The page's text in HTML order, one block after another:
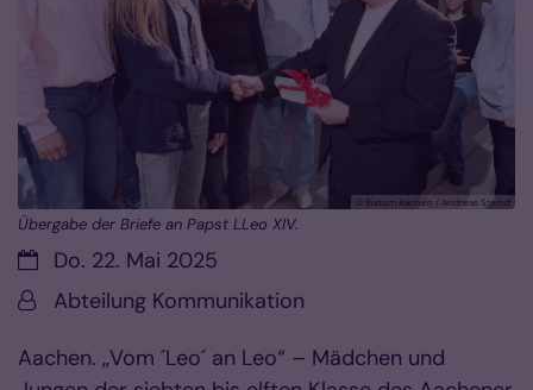
© Bistum Aachen / Andreas Steind
Übergabe der Briefe an Papst LLeo XIV.
Datum:Do. 22. Mai 2025
Von:Abteilung Kommunikation
Aachen. „Vom ´Leo´ an Leo“ – Mädchen und